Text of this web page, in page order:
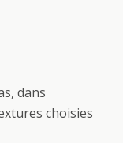
dans
choisies